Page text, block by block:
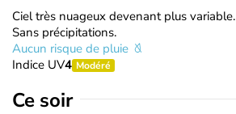
Ciel très nuageux devenant plus variable.
Sans précipitations.
Aucun risque de pluie
Indice UV4 Modéré
Ce soir